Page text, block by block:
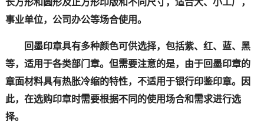
长方形和圆形及正方形印版和不同尺寸，适合大、小工厂，
事业单位，公司办公等场合使用。
回墨印章具有多种颜色可供选择，包括紫、红、蓝、黑
等，适用于各类部门章。但需要注意的是，由于回墨印章的
章面材料具有热胀冷缩的特性，不适用于银行印鉴印章。因
此，在选购印章时需要根据不同的使用场合和需求进行选
择。